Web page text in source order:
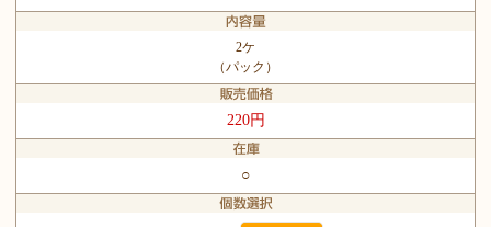
2ケ
（パック）
220円
○